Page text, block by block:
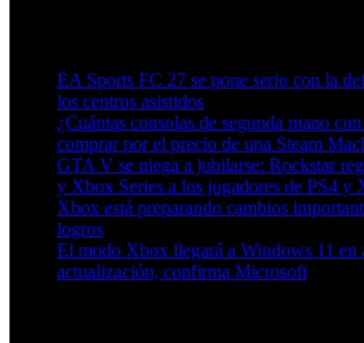
EA Sports FC 27 se pone serio con la
los centros asistidos
¿Cuántas consolas de segunda mano
comprar por el precio de una Steam
GTA V se niega a jubilarse: Rockstar
y Xbox Series a los jugadores de PS4 y
Xbox está preparando cambios
logros
El modo Xbox llegará a Windows 11 en
actualización, confirma Microsoft